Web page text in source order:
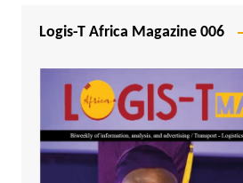
Logis-T Africa Magazine 006